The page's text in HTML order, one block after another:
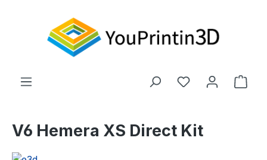
Du hast 0
V6 Hemera XS Direct Kit